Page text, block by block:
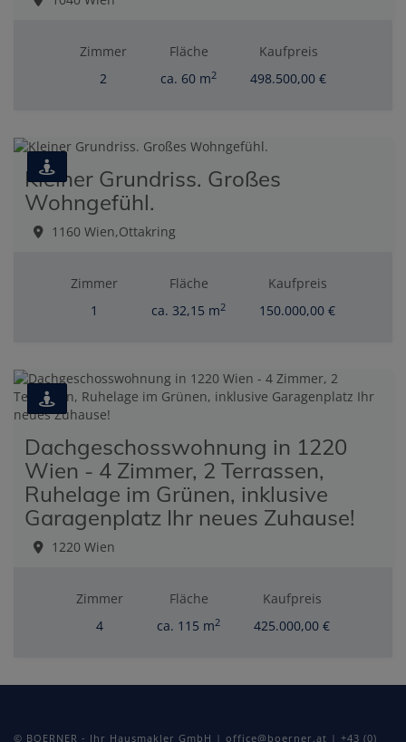
Zimmer
2
Fläche
ca. 60 m2
Kaufpreis
498.500,00 €
Kleiner Grundriss. Großes
Wohngefühl.
1160 Wien,Ottakring
Zimmer
1
Fläche
ca. 32,15 m2
Kaufpreis
150.000,00 €
Dachgeschosswohnung in 1220
Wien - 4 Zimmer, 2 Terrassen,
Ruhelage im Grünen, inklusive
Garagenplatz Ihr neues Zuhause!
1220 Wien
Zimmer
4
Fläche
ca. 115 m2
Kaufpreis
425.000,00 €
© BOERNER - Ihr Hausmakler GmbH | office@boerner.at | +43 (0)